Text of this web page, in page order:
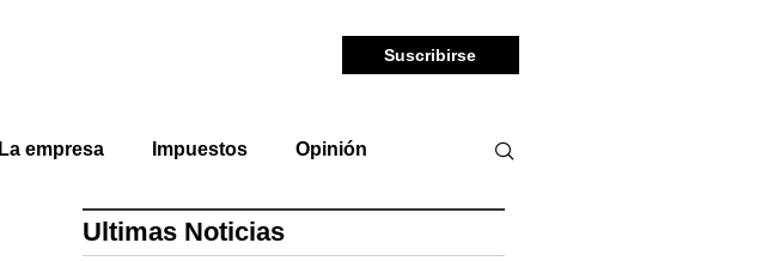
Suscribirse
La empresa Impuestos Opinión
Ultimas Noticias